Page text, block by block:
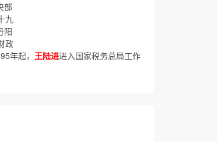
部
九
阳
政
年起， 王陆进进入国家税务总局工作